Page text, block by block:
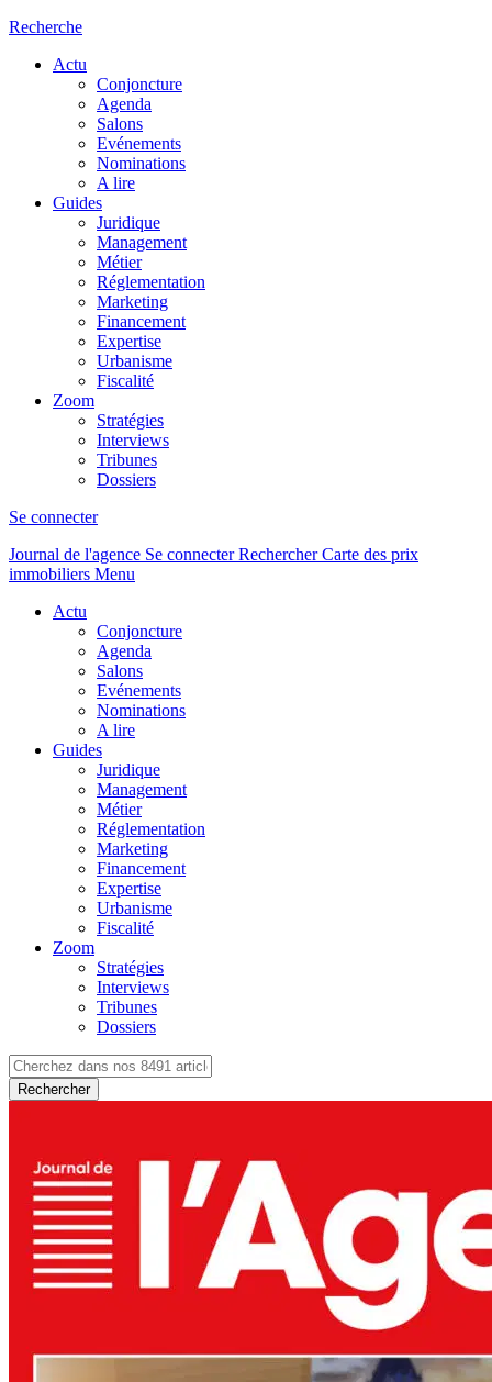
Recherche
Actu
Conjoncture
Agenda
Salons
Evénements
Nominations
A lire
Guides
Juridique
Management
Métier
Réglementation
Marketing
Financement
Expertise
Urbanisme
Fiscalité
Zoom
Stratégies
Interviews
Tribunes
Dossiers
Se connecter
Journal de l'agence Se connecterRechercher Carte des prix
immobiliers Menu
Actu
Conjoncture
Agenda
Salons
Evénements
Nominations
A lire
Guides
Juridique
Management
Métier
Réglementation
Marketing
Financement
Expertise
Urbanisme
Fiscalité
Zoom
Stratégies
Interviews
Tribunes
Dossiers
Rechercher